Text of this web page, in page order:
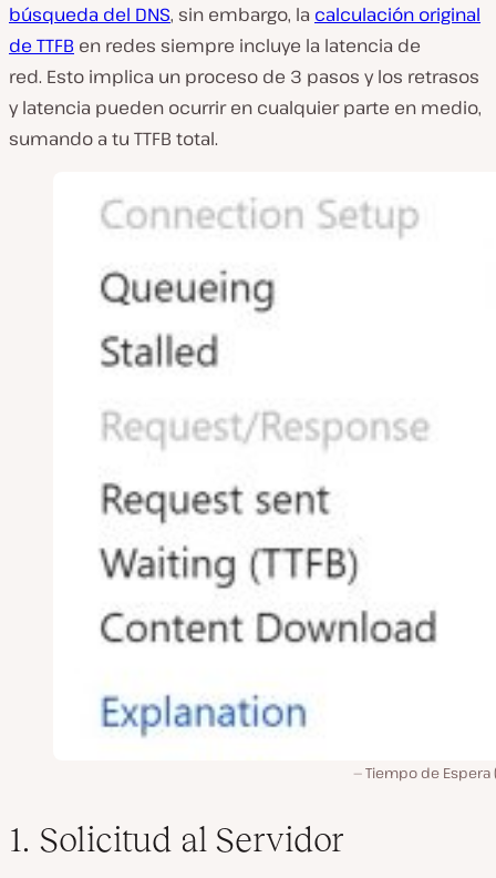
búsqueda del DNS, sin embargo, la calculación original
de TTFB en redes siempre incluye la latencia de
red. Esto implica un proceso de 3 pasos y los retrasos
y latencia pueden ocurrir en cualquier parte en medio,
sumando a tu TTFB total.
Tiempo de Espera
1. Solicitud al Servidor